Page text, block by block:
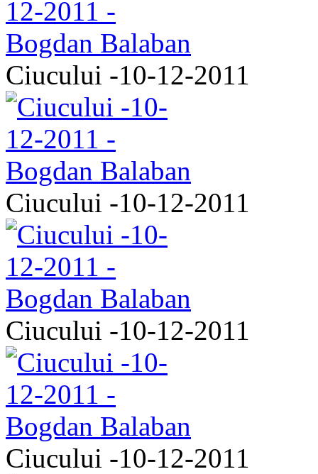
Ciucului -10-12-2011
Ciucului -10-12-2011
Ciucului -10-12-2011
Ciucului -10-12-2011